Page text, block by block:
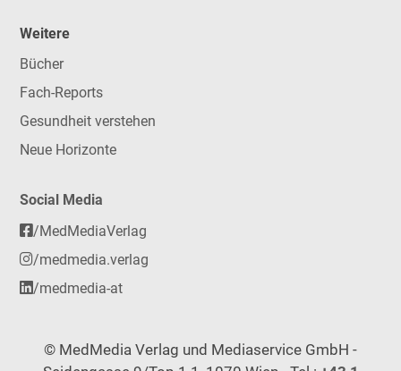
Weitere
Bücher
Fach-Reports
Gesundheit verstehen
Neue Horizonte
Social Media
/MedMediaVerlag
/medmedia.verlag
/medmedia-at
© MedMedia Verlag und Mediaservice GmbH -